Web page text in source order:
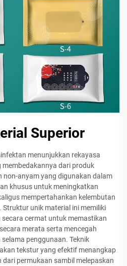
Superior
menunjukkan rekayasa
dari produk
non-anyam yang digunakan dalam
khusus untuk meningkatkan
mempertahankan kelembutan
unik material ini memiliki
cermat untuk memastikan
merata serta mencegah
penggunaan. Teknik
tekstur yang efektif menangkap
permukaan sambil melepaskan